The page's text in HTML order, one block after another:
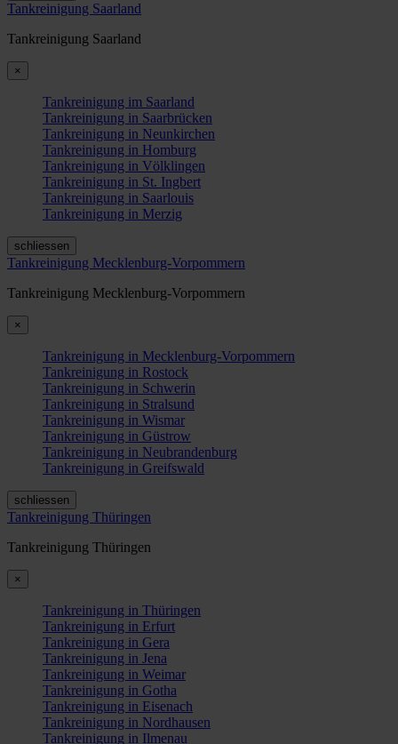
Tankreinigung Saarland
Tankreinigung Saarland
×
Tankreinigung im Saarland
Tankreinigung in Saarbrücken
Tankreinigung in Neunkirchen
Tankreinigung in Homburg
Tankreinigung in Völklingen
Tankreinigung in St. Ingbert
Tankreinigung in Saarlouis
Tankreinigung in Merzig
schliessen
Tankreinigung Mecklenburg-Vorpommern
Tankreinigung Mecklenburg-Vorpommern
×
Tankreinigung in Mecklenburg-Vorpommern
Tankreinigung in Rostock
Tankreinigung in Schwerin
Tankreinigung in Stralsund
Tankreinigung in Wismar
Tankreinigung in Güstrow
Tankreinigung in Neubrandenburg
Tankreinigung in Greifswald
schliessen
Tankreinigung Thüringen
Tankreinigung Thüringen
×
Tankreinigung in Thüringen
Tankreinigung in Erfurt
Tankreinigung in Gera
Tankreinigung in Jena
Tankreinigung in Weimar
Tankreinigung in Gotha
Tankreinigung in Eisenach
Tankreinigung in Nordhausen
Tankreinigung in Ilmenau